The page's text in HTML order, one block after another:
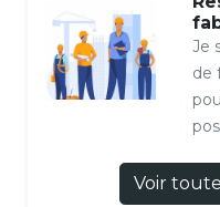
Je
de
Voir